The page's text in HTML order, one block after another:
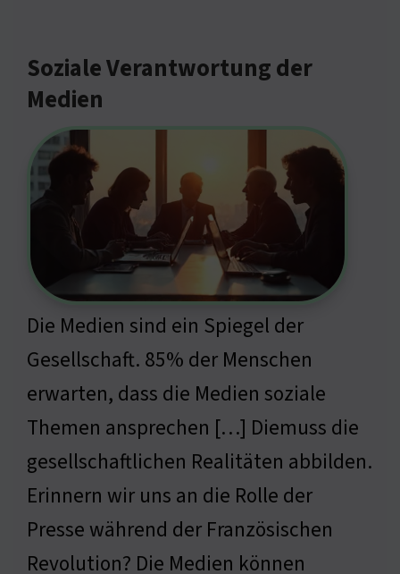
Soziale Verantwortung der
Medien
Die Medien sind ein Spiegel der
Gesellschaft. 85% der Menschen
erwarten, dass die Medien soziale
Themen ansprechen […] Diemuss die
gesellschaftlichen Realitäten abbilden.
Erinnern wir uns an die Rolle der
Presse während der Französischen
Revolution? Die Medien können